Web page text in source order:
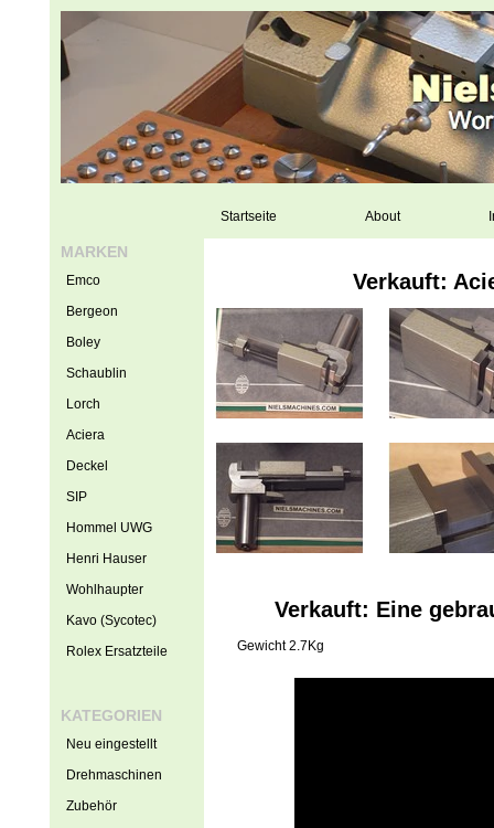
Startseite About
Verkauft:
Verkauft: Eine
Gewicht 2.7Kg
MARKEN
Emco
Bergeon
Boley
Schaublin
Lorch
Aciera
Deckel
SIP
Hommel UWG
Henri Hauser
Wohlhaupter
Kavo (Sycotec)
Rolex Ersatzteile
KATEGORIEN
Neu eingestellt
Drehmaschinen
Zubehör